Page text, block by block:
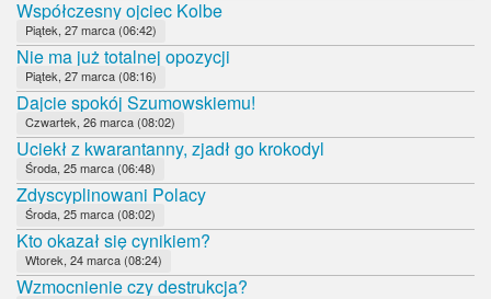
Współczesny ojciec Kolbe
Piątek, 27 marca (06:42)
Nie ma już totalnej opozycji
Piątek, 27 marca (08:16)
Dajcie spokój Szumowskiemu!
Czwartek, 26 marca (08:02)
Uciekł z kwarantanny, zjadł go krokodyl
Środa, 25 marca (06:48)
Zdyscyplinowani Polacy
Środa, 25 marca (08:02)
Kto okazał się cynikiem?
Wtorek, 24 marca (08:24)
Wzmocnienie czy destrukcja?